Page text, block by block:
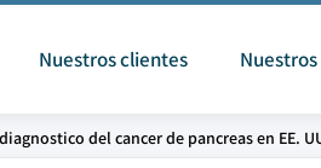
Nuestros clientes
del cancer de pancreas en EE.